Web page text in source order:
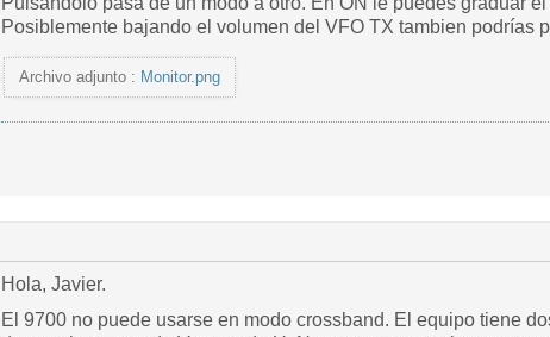
Posiblemente bajando el volumen del VFO TX tambien podrías
Archivo adjunto : Monitor.png
Hola, Javier.
El 9700 no puede usarse en modo crossband. El equipo tiene